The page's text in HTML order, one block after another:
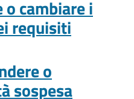
cambiare i
requisiti
o
sospesa